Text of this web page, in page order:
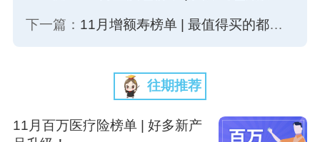
下一篇： 11月增额寿榜单 | 最值得买的都在这了！
往期推荐
11月百万医疗险榜单 | 好多新产